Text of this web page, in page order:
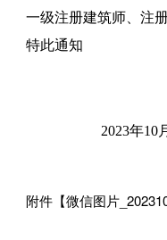
一级注册建筑师、 注
特此通知
2023年10
附件【微信图片